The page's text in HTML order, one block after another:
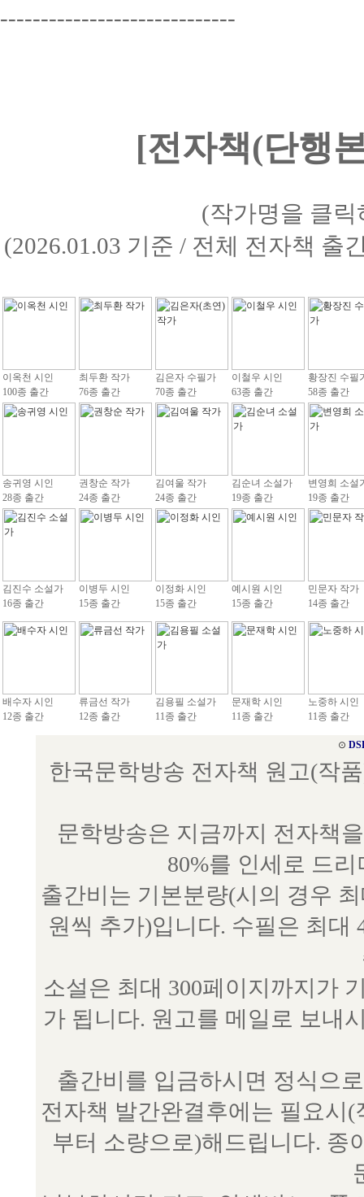
-----------------------------
[전자책(단행
(작가명을 클
(2026.01.03 기준 / 전체 전자책 출
이옥천 시인
100종 출간
최두환 작가
76종 출간
김은자 수필가
70종 출간
이철우 시인
63종 출간
황장진 수필
58종 출간
송귀영 시인
28종 출간
권창순 작가
24종 출간
김여울 작가
24종 출간
김순녀 소설가
19종 출간
변영희 소설
19종 출간
김진수 소설가
16종 출간
이병두 시인
15종 출간
이정화 시인
15종 출간
예시원 시인
15종 출간
민문자 작가
14종 출간
배수자 시인
12종 출간
류금선 작가
12종 출간
김용필 소설가
11종 출간
문재학 시인
11종 출간
노중하 시인
11종 출간
⊙
한국문학방송 전자책 원고(작
문학방송은 지금까지 전자책
80%를 인세로 드
출간비는 기본분량(시의 경우
원씩 추가)입니다. 수필은 최대
소설은 최대 300페이지까지가
가 됩니다. 원고를 메일로 보내
출간비를 입금하시면 정식으
전자책 발간완결후에는 필요시
부터 소량으로)해드립니다. 종